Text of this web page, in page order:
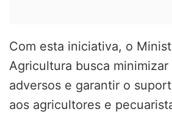
Com esta iniciativa, o
Agricultura busca
adversos e garantir o
aos agricultores e